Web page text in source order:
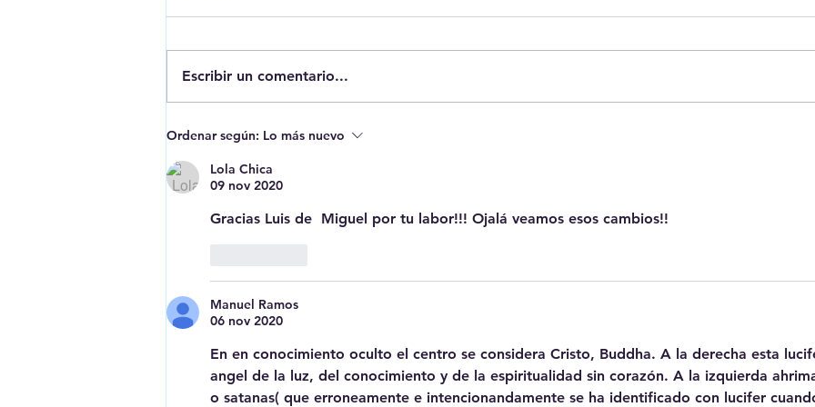
Erase una vez que se era...
los menas
El
Escribir un comentario...
Ordenar según: Lo más nuevo
Lola Chica
09 nov 2020
Gracias Luis de  Miguel por tu labor!!! Ojalá veamos esos cambios!!
Manuel Ramos
06 nov 2020
En en conocimiento oculto el centro se considera Cristo, Buddha. A la derecha esta
angel de la luz, del conocimiento y de la espiritualidad sin corazón. A la izquierda
o satanas( que erroneamente e intencionandamente se ha identificado con lucifer